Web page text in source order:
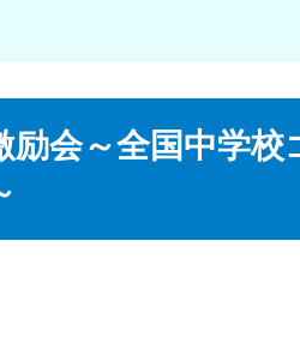
励会～全国中学